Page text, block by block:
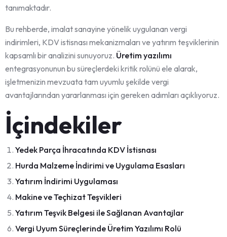
tanımaktadır.
Bu rehberde, imalat sanayine yönelik uygulanan vergi
indirimleri, KDV istisnası mekanizmaları ve yatırım teşviklerinin
kapsamlı bir analizini sunuyoruz. Üretim yazılımı
entegrasyonunun bu süreçlerdeki kritik rolünü ele alarak,
işletmenizin mevzuata tam uyumlu şekilde vergi
avantajlarından yararlanması için gereken adımları açıklıyoruz.
İçindekiler
Yedek Parça İhracatında KDV İstisnası
Hurda Malzeme İndirimi ve Uygulama Esasları
Yatırım İndirimi Uygulaması
Makine ve Teçhizat Teşvikleri
Yatırım Teşvik Belgesi ile Sağlanan Avantajlar
Vergi Uyum Süreçlerinde Üretim Yazılımı Rolü